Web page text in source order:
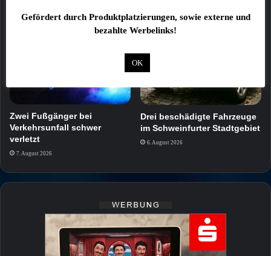
8. August 2026 7. August 2026
Zwei Fußgänger bei
Verkehrsunfall schwer
verletzt
7. August 2026
Drei beschädigte Fahrzeuge
im Schweinfurter Stadtgebiet
6. August 2026
Gefördert durch Produktplatzierungen, sowie externe und
bezahlte Werbelinks!
OK